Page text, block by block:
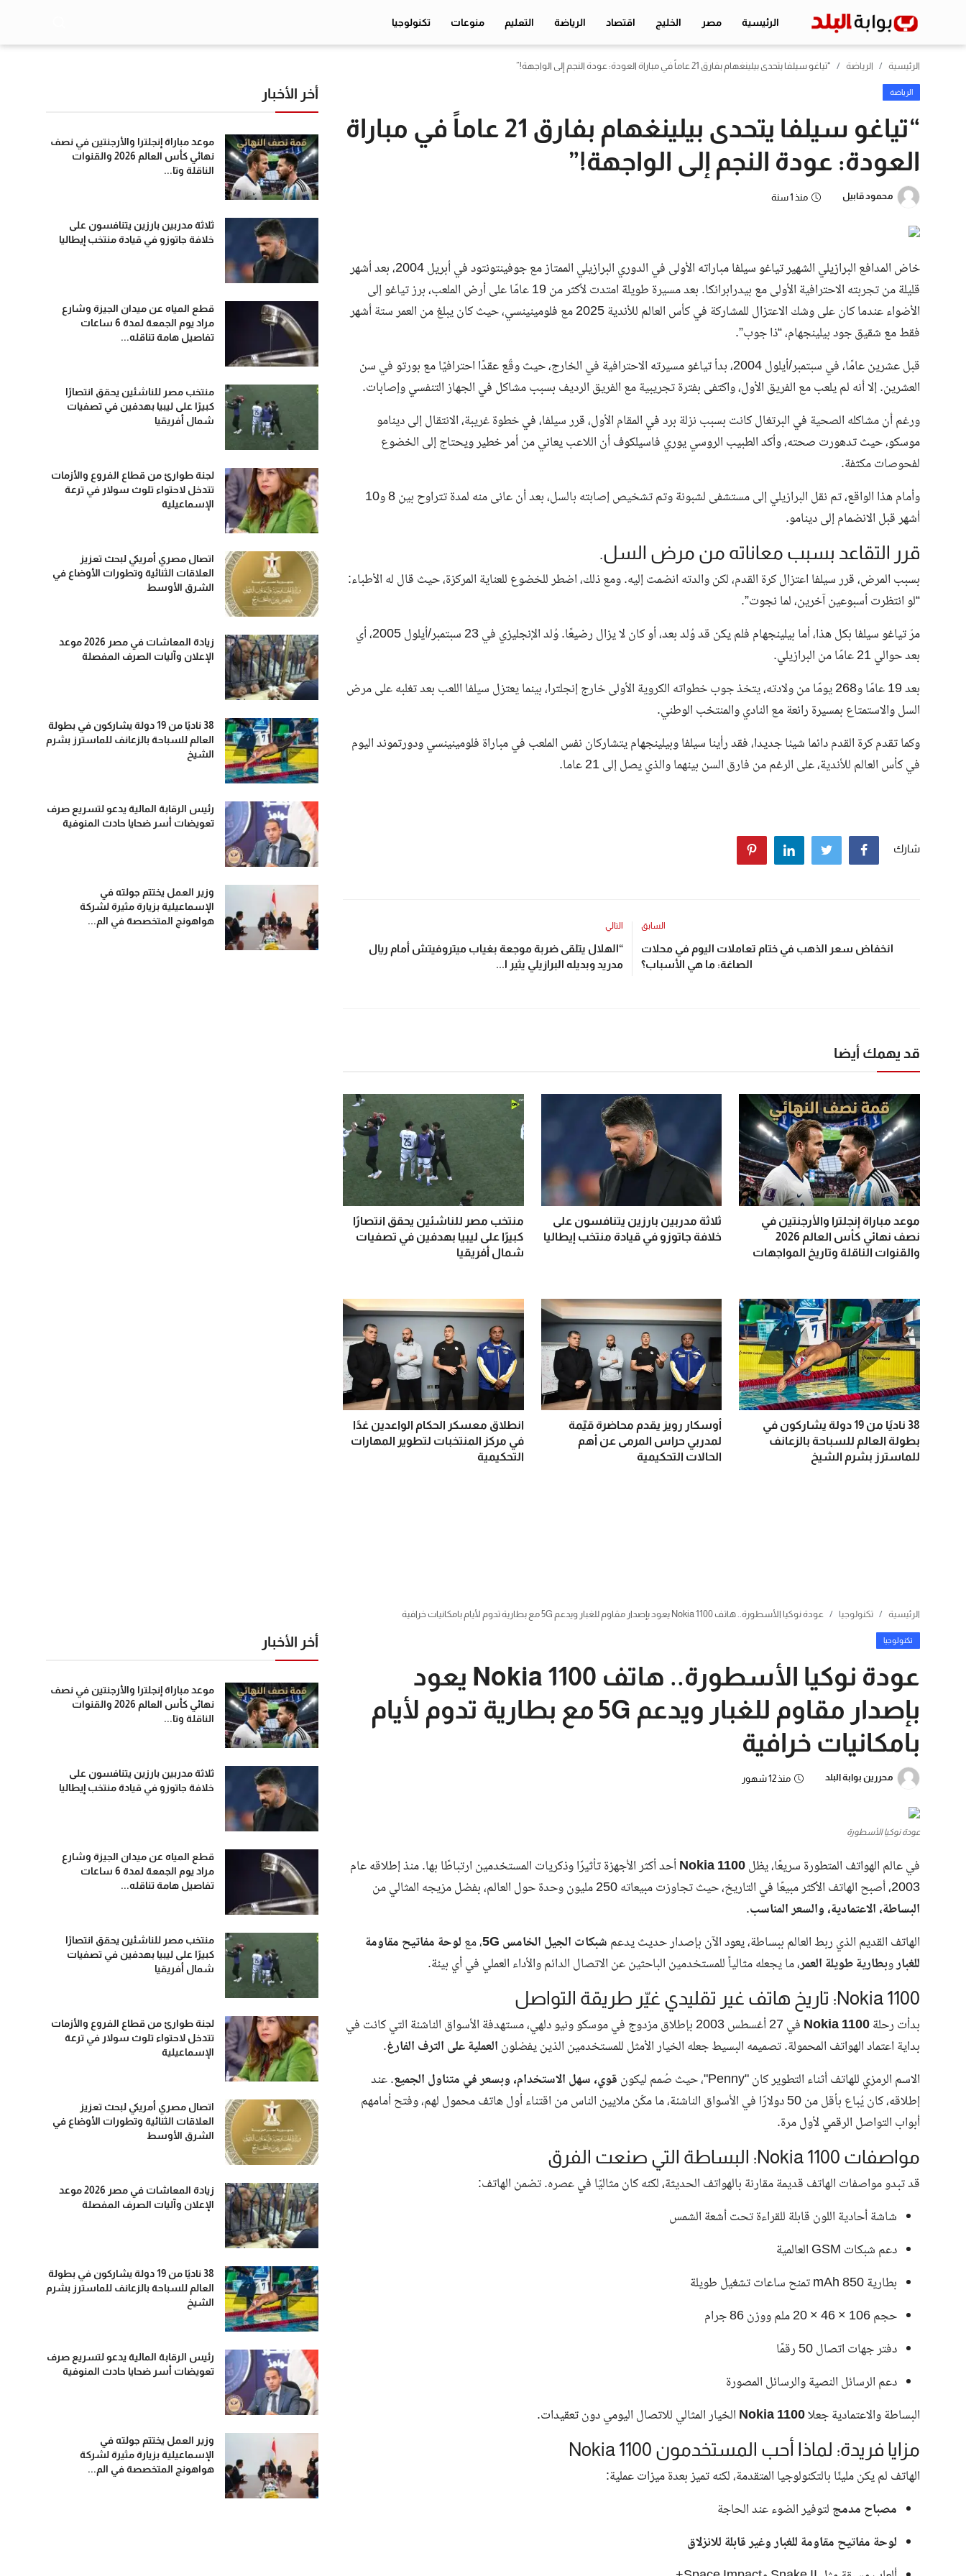
الرئيسية مصر الخليج اقتصاد الرياضة التعليم منوعات تكنولوجيا
تكنولوجيا
الرئيسية الرياضة “تياغو سيلفا يتحدى بيلينغهام بفارق 21 عاماً في مباراة العودة: عودة النجم إلى الواجهة!”
الرياضة
“تياغو سيلفا يتحدى بيلينغهام بفارق 21 عاماً في مباراة
العودة: عودة النجم إلى الواجهة!”
محمود قابيل منذ 1 سنة
خاض المدافع البرازيلي الشهير تياغو سيلفا مباراته الأولى في الدوري البرازيلي الممتاز مع جوفينتونتود في أبريل 2004، بعد أشهر
قليلة من تجربته الاحترافية الأولى مع بيدرابرانكا. بعد مسيرة طويلة امتدت لأكثر من 19 عامًا على أرض الملعب، برز تياغو إلى
الأضواء عندما كان على وشك الاعتزال للمشاركة في كأس العالم للأندية 2025 مع فلومينينسي، حيث كان يبلغ من العمر ستة أشهر
فقط مع شقيق جود بيلينجهام، “ذا جوب”.
قبل عشرين عامًا، في سبتمبر/أيلول 2004، بدأ تياغو مسيرته الاحترافية في الخارج، حيث وقّع عقدًا احترافيًا مع بورتو في سن
العشرين. إلا أنه لم يلعب مع الفريق الأول، واكتفى بفترة تجريبية مع الفريق الرديف بسبب مشاكل في الجهاز التنفسي وإصابات.
ورغم أن مشاكله الصحية في البرتغال كانت بسبب نزلة برد في المقام الأول، قرر سيلفا، في خطوة غريبة، الانتقال إلى دينامو
موسكو، حيث تدهورت صحته، وأكد الطبيب الروسي يوري فاسيلكوف أن اللاعب يعاني من أمر خطير ويحتاج إلى الخضوع
لفحوصات مكثفة.
وأمام هذا الواقع، تم نقل البرازيلي إلى مستشفى لشبونة وتم تشخيص إصابته بالسل، بعد أن عانى منه لمدة تتراوح بين 8 و10
أشهر قبل الانضمام إلى دينامو.
قرر التقاعد بسبب معاناته من مرض السل.
بسبب المرض، قرر سيلفا اعتزال كرة القدم، لكن والدته انضمت إليه. ومع ذلك، اضطر للخضوع للعناية المركزة، حيث قال له الأطباء:
“لو انتظرت أسبوعين آخرين، لما نجوت”.
مرّ تياغو سيلفا بكل هذا، أما بيلينجهام فلم يكن قد وُلد بعد، أو كان لا يزال رضيعًا. وُلد الإنجليزي في 23 سبتمبر/أيلول 2005، أي
بعد حوالي 21 عامًا من البرازيلي.
بعد 19 عامًا و268 يومًا من ولادته، يتخذ جوب خطواته الكروية الأولى خارج إنجلترا، بينما يعتزل سيلفا اللعب بعد تغلبه على مرض
السل والاستمتاع بمسيرة رائعة مع النادي والمنتخب الوطني.
وكما تقدم كرة القدم دائما شيئا جديدا، فقد رأينا سيلفا وبيلينجهام يتشاركان نفس الملعب في مباراة فلومينينسي ودورتموند اليوم
في كأس العالم للأندية، على الرغم من فارق السن بينهما والذي يصل إلى 21 عاما.
شارك
السابق
انخفاض سعر الذهب في ختام تعاملات اليوم في محلات
الصاغة: ما هي الأسباب؟
التالي
“الهلال يتلقى ضربة موجعة بغياب ميتروفيتش أمام ريال
مدريد وبديله البرازيلي يثير ا...
قد يهمك أيضا
موعد مباراة إنجلترا والأرجنتين في
نصف نهائي كأس العالم 2026
والقنوات الناقلة وتاريخ المواجهات
ثلاثة مدربين بارزين يتنافسون على
خلافة جاتوزو في قيادة منتخب إيطاليا
منتخب مصر للناشئين يحقق انتصارًا
كبيرًا على ليبيا بهدفين في تصفيات
شمال أفريقيا
38 ناديًا من 19 دولة يشاركون في
بطولة العالم للسباحة بالزعانف
للماسترز بشرم الشيخ
أوسكار رويز يقدم محاضرة قيّمة
لمدربي حراس المرمى عن أهم
الحالات التحكيمية
انطلاق معسكر الحكام الواعدين غدًا
في مركز المنتخبات لتطوير المهارات
التحكيمية
أخر الأخبار
موعد مباراة إنجلترا والأرجنتين في نصف
نهائي كأس العالم 2026 والقنوات
الناقلة وتا...
ثلاثة مدربين بارزين يتنافسون على
خلافة جاتوزو في قيادة منتخب إيطاليا
قطع المياه عن ميدان الجيزة وشارع
مراد يوم الجمعة لمدة 6 ساعات
تفاصيل هامة تناقله...
منتخب مصر للناشئين يحقق انتصارًا
كبيرًا على ليبيا بهدفين في تصفيات
شمال أفريقيا
لجنة طوارئ من قطاع الفروع والأزمات
تتدخل لاحتواء تلوث سولار في ترعة
الإسماعيلية
اتصال مصري أمريكي لبحث تعزيز
العلاقات الثنائية وتطورات الأوضاع في
الشرق الأوسط
زيادة المعاشات في مصر 2026 موعد
الإعلان وآليات الصرف المفصلة
38 ناديًا من 19 دولة يشاركون في بطولة
العالم للسباحة بالزعانف للماسترز بشرم
الشيخ
رئيس الرقابة المالية يدعو لتسريع صرف
تعويضات أسر ضحايا حادث المنوفية
وزير العمل يختتم جولته في
الإسماعيلية بزيارة مثيرة لشركة
هواهونج المتخصصة في الم...
الرئيسية تكنولوجيا عودة نوكيا الأسطورة.. هاتف Nokia 1100 يعود بإصدار مقاوم للغبار ويدعم 5G مع بطارية تدوم لأيام بامكانيات خرافية
تكنولوجيا
عودة نوكيا الأسطورة.. هاتف Nokia 1100 يعود
بإصدار مقاوم للغبار ويدعم 5G مع بطارية تدوم لأيام
بامكانيات خرافية
محررين بوابة البلد منذ 12 شهور
عودة نوكيا الأسطورة
في عالم الهواتف المتطورة سريعًا، يظلNokia 1100أحد أكثر الأجهزة تأثيرًا وذكريات المستخدمين ارتباطًا بها. منذ إطلاقه عام
2003، أصبح الهاتف الأكثر مبيعًا في التاريخ، حيث تجاوزت مبيعاته 250 مليون وحدة حول العالم، بفضل مزيجه المثالي من
البساطة، الاعتمادية، والسعر المناسب.
الهاتف القديم الذي ربط العالم ببساطة، يعود الآن بإصدار حديث يدعم شبكات الجيل الخامس 5G ، مع لوحة مفاتيح مقاومة
للغباروبطارية طويلة العمر، ما يجعله مثالياً للمستخدمين الباحثين عن الاتصال الدائم والأداء العملي في أي بيئة.
Nokia 1100: تاريخ هاتف غير تقليدي غيّر طريقة التواصل
بدأت رحلةNokia 1100
في 27 أغسطس 2003 بإطلاق مزدوج في موسكو ونيو دلهي، مستهدفة الأسواق الناشئة التي كانت في
بداية اعتماد الهواتف المحمولة. تصميمه البسيط جعله الخيار الأمثل للمستخدمين الذين يفضلون العملية على الترف الفارغ.
الاسم الرمزي للهاتف أثناء التطوير كان "Penny"، حيث صُمم ليكون
قوي، سهل الاستخدام، وبسعر في متناول الجميع. عند
إطلاقه، كان يُباع بأقل من 50 دولارًا في الأسواق الناشئة، ما مكّن ملايين الناس من اقتناء أول هاتف محمول لهم، وفتح أمامهم
أبواب التواصل الرقمي لأول مرة.
مواصفات Nokia 1100: البساطة التي صنعت الفرق
قد تبدو مواصفات الهاتف قديمة مقارنة بالهواتف الحديثة، لكنه كان مثاليًا في عصره. تضمن الهاتف:
شاشة أحادية اللون قابلة للقراءة تحت أشعة الشمس
دعم شبكات GSM العالمية
بطارية 850 mAh تمنح ساعات تشغيل طويلة
حجم 106 × 46 × 20 ملم ووزن 86 جرام
دفتر جهات اتصال 50 رقمًا
دعم الرسائل النصية والرسائل المصورة
البساطة والاعتمادية جعلاNokia 1100 الخيار المثالي للاتصال اليومي دون تعقيدات.
مزايا فريدة: لماذا أحب المستخدمون Nokia 1100
الهاتف لم يكن مليئًا بالتكنولوجيا المتقدمة، لكنه تميز بعدة ميزات عملية:
مصباح مدمج لتوفير الضوء عند الحاجة
لوحة مفاتيح مقاومة للغبار وغير قابلة للانزلاق
أخر الأخبار
موعد مباراة إنجلترا والأرجنتين في نصف
نهائي كأس العالم 2026 والقنوات
الناقلة وتا...
ثلاثة مدربين بارزين يتنافسون على
خلافة جاتوزو في قيادة منتخب إيطاليا
قطع المياه عن ميدان الجيزة وشارع
مراد يوم الجمعة لمدة 6 ساعات
تفاصيل هامة تناقله...
منتخب مصر للناشئين يحقق انتصارًا
كبيرًا على ليبيا بهدفين في تصفيات
شمال أفريقيا
لجنة طوارئ من قطاع الفروع والأزمات
تتدخل لاحتواء تلوث سولار في ترعة
الإسماعيلية
اتصال مصري أمريكي لبحث تعزيز
العلاقات الثنائية وتطورات الأوضاع في
الشرق الأوسط
زيادة المعاشات في مصر 2026 موعد
الإعلان وآليات الصرف المفصلة
38 ناديًا من 19 دولة يشاركون في بطولة
العالم للسباحة بالزعانف للماسترز بشرم
الشيخ
رئيس الرقابة المالية يدعو لتسريع صرف
تعويضات أسر ضحايا حادث المنوفية
وزير العمل يختتم جولته في
الإسماعيلية بزيارة مثيرة لشركة
هواهونج المتخصصة في الم...